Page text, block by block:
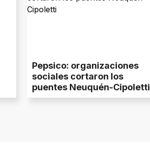
Pepsico: organizaciones
sociales cortaron los
puentes Neuquén-Cipoletti